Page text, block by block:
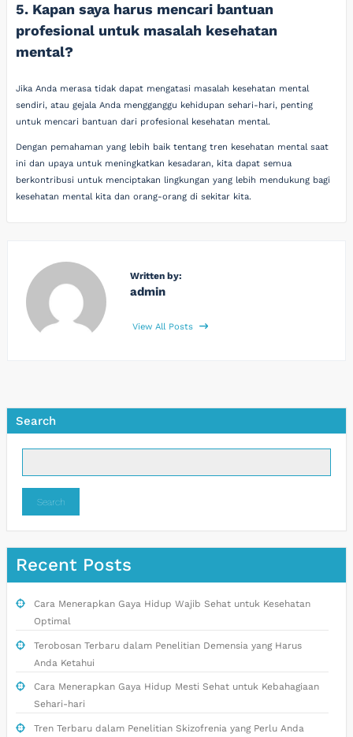
5. Kapan saya harus mencari bantuan
profesional untuk masalah kesehatan
mental?
Jika Anda merasa tidak dapat mengatasi masalah kesehatan mental
sendiri, atau gejala Anda mengganggu kehidupan sehari-hari, penting
untuk mencari bantuan dari profesional kesehatan mental.
Dengan pemahaman yang lebih baik tentang tren kesehatan mental saat
ini dan upaya untuk meningkatkan kesadaran, kita dapat semua
berkontribusi untuk menciptakan lingkungan yang lebih mendukung bagi
kesehatan mental kita dan orang-orang di sekitar kita.
Written by:
admin
View All Posts
Search
Search
Recent Posts
Cara Menerapkan Gaya Hidup Wajib Sehat untuk Kesehatan
Optimal
Terobosan Terbaru dalam Penelitian Demensia yang Harus
Anda Ketahui
Cara Menerapkan Gaya Hidup Mesti Sehat untuk Kebahagiaan
Sehari-hari
Tren Terbaru dalam Penelitian Skizofrenia yang Perlu Anda